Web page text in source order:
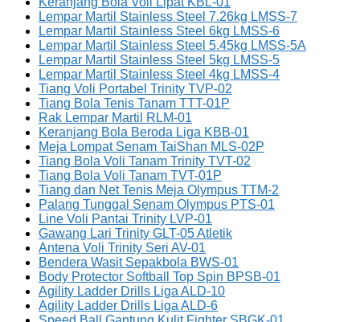
Lempar Martil Stainless Steel 7.26kg LMSS-7
Lempar Martil Stainless Steel 6kg LMSS-6
Lempar Martil Stainless Steel 5.45kg LMSS-5A
Lempar Martil Stainless Steel 5kg LMSS-5
Lempar Martil Stainless Steel 4kg LMSS-4
Tiang Voli Portabel Trinity TVP-02
Tiang Bola Tenis Tanam TTT-01P
Rak Lempar Martil RLM-01
Keranjang Bola Beroda Liga KBB-01
Meja Lompat Senam TaiShan MLS-02P
Tiang Bola Voli Tanam Trinity TVT-02
Tiang Bola Voli Tanam TVT-01P
Tiang dan Net Tenis Meja Olympus TTM-2
Palang Tunggal Senam Olympus PTS-01
Line Voli Pantai Trinity LVP-01
Gawang Lari Trinity GLT-05 Atletik
Antena Voli Trinity Seri AV-01
Bendera Wasit Sepakbola BWS-01
Body Protector Softball Top Spin BPSB-01
Agility Ladder Drills Liga ALD-10
Agility Ladder Drills Liga ALD-6